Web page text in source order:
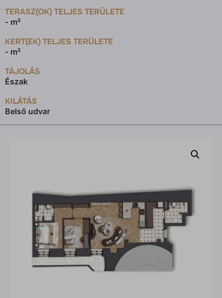
TERASZ(OK) TELJES TERÜLETE
- m²
KERT(EK) TELJES TERÜLETE
- m²
TÁJOLÁS
Észak
KILÁTÁS
Belső udvar